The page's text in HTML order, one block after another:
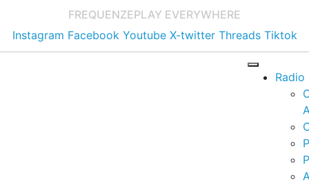
FREQUENZEPLAY EVERYWHERE
Instagram Facebook Youtube X-twitter Threads Tiktok
Radio